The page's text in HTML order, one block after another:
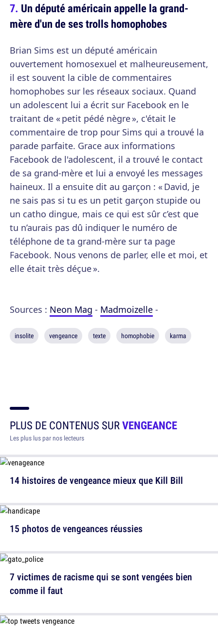
Un député américain appelle la grand-
mère d'un de ses trolls homophobes
Brian Sims est un député américain
ouvertement homosexuel et malheureusement,
il est souvent la cible de commentaires
homophobes sur les réseaux sociaux. Quand
un adolescent lui a écrit sur Facebook en le
traitant de « petit pédé nègre », c'était le
commentaire de trop pour Sims qui a trouvé la
parade parfaite. Grace aux informations
Facebook de l'adolescent, il a trouvé le contact
de sa grand-mère et lui a envoyé les messages
haineux. Il a ensuite dit au garçon : « David, je
ne sais pas si tu es un petit garçon stupide ou
un catho dingue, mais ce qui est sûr c’est que
tu n’aurais pas dû indiquer le numéro de
téléphone de ta grand-mère sur ta page
Facebook. Nous venons de parler, elle et moi, et
elle était très déçue ».
Sources : Neon Mag - Madmoizelle -
insolite vengeance texte homophobie karma
PLUS DE CONTENUS SURVENGEANCE
Les plus lus par nos lecteurs
14 histoires de vengeance mieux que Kill Bill
7 victimes de racisme qui se sont vengées bien
comme il faut
15 photos de vengeances réussies